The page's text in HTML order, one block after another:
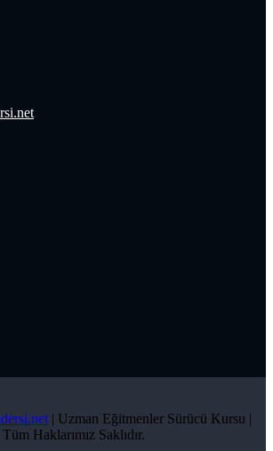
| Uzman Eğitmenler Sürücü Kursu |
Tüm Haklarımız Saklıdır.